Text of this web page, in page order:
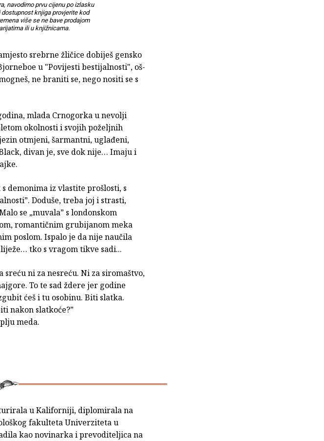
navodimo prvu cijenu po izlasku
knjiga provjerite kod
više se ne bave prodajom
ili u knjižnicama.
srebrne žličice dobiješ gensko
u "Povijesti bestijalnosti", oš-
ne braniti se, nego nositi se s
mlada Crnogorka u nevolji
okolnosti i svojih poželjnih
otmjeni, šarmantni, uglađeni,
divan je, sve dok nije… Imaju i
demonima iz vlastite prošlosti, s
Doduše, treba joj i strasti,
se „muvala” s londonskom
romantičnim grubijanom meka
poslom. Ispalo je da nije naučila
tko s vragom tikve sadi...
sreću ni za nesreću. Ni za siromaštvo,
To te sad ždere jer godine
ćeš i tu osobinu. Biti slatka.
nakon slatkoće?”
meda.
u Kaliforniji, diplomirala na
fakulteta Univerziteta u
kao novinarka i prevoditeljica na